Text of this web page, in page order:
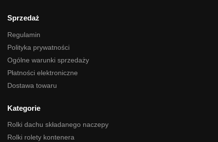
Sprzedaż
Regulamin
Polityka prywatności
Ogólne warunki sprzedaży
Płatności elektroniczne
Dostawa towaru
Kategorie
Rolki dachu składanego naczepy
Rolki rolety kontenera